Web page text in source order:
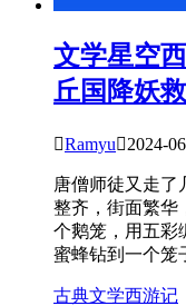
文学星空
丘国降妖
Ramyu2024-
唐僧师徒又走了
整齐，街面繁华
个鹅笼，用五彩
蜜蜂钻到一个笼
古典文学西游记